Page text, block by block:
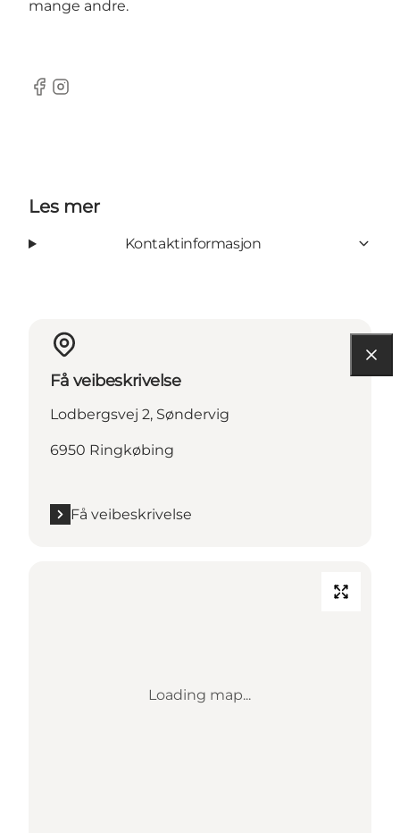
mange andre.
Facebook
Instagram
Les mer
Kontaktinformasjon
Få veibeskrivelse
Lodbergsvej 2, Søndervig
6950 Ringkøbing
Få veibeskrivelse
Loading map...